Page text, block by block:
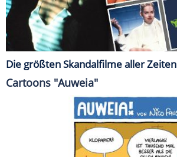
Die größten Skandalfilme aller Zeiten
Cartoons "Auweia"